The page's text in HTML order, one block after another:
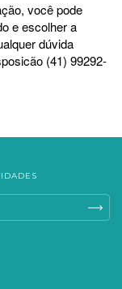
você pode
e escolher a
dúvida
(41) 99292-